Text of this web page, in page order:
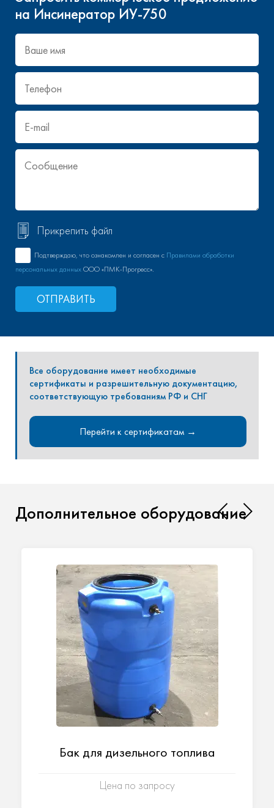
на Инсинератор ИУ-750
Прикрепить файл
Подтверждаю, что ознакомлен и согласен с Правилами обработки
персональных данныхООО «ПМК-Прогресс».
ОТПРАВИТЬ
Все оборудование имеет необходимые
сертификаты и разрешительную документацию,
соответствующую требованиям РФ и СНГ
Перейти к сертификатам →
Дополнительное оборудование
Бак для дизельного топлива
Цена по запросу